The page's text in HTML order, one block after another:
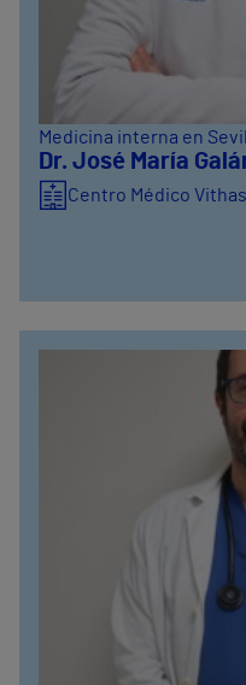
Medicina interna en
Dr. José María
Centro Médico